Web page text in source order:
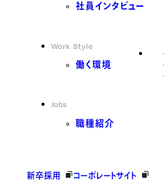
社員インタビュー
Work Style
働く環境
Jobs
職種紹介
新卒採用 コーポレートサイト